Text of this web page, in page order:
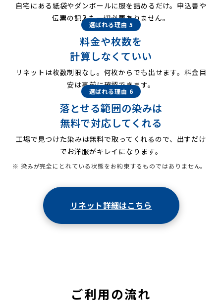
自宅にある紙袋やダンボールに服を詰めるだけ。申込書や
伝票の記入も一切必要ありません。
選ばれる理由 5
料金や枚数を
計算しなくていい
リネットは枚数制限なし。何枚からでも出せます。料金目
安は事前に確認できます。
選ばれる理由 6
落とせる範囲の染みは
無料で対応してくれる
工場で見つけた染みは無料で取ってくれるので、出すだけ
でお洋服がキレイになります。
※ 染みが完全にとれている状態をお約束するものではありません。
リネット詳細はこちら
ご利用の流れ